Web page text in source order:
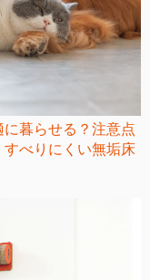
暮らせる？注意点
べりにくい無垢床